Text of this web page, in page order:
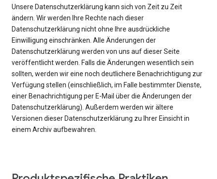
Unsere Datenschutzerklärung kann sich von Zeit zu Zeit
ändern. Wir werden Ihre Rechte nach dieser
Datenschutzerklärung nicht ohne Ihre ausdrückliche
Einwilligung einschränken. Alle Änderungen der
Datenschutzerklärung werden von uns auf dieser Seite
veröffentlicht werden. Falls die Änderungen wesentlich sein
sollten, werden wir eine noch deutlichere Benachrichtigung zur
Verfügung stellen (einschließlich, im Falle bestimmter Dienste,
einer Benachrichtigung per E-Mail über die Änderungen der
Datenschutzerklärung). Außerdem werden wir ältere
Versionen dieser Datenschutzerklärung zu Ihrer Einsicht in
einem Archiv aufbewahren.